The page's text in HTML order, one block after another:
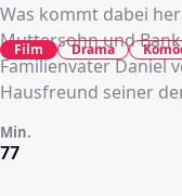
Was kommt dabei
Muttersohn und
Familienvater Daniel
Hausfreund seiner
77
Min.
Film Drama